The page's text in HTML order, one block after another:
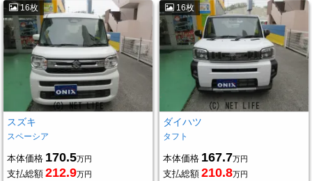
16枚
スズキ
スペーシア
本体価格 170.5万円
支払総額 212.9万円
16枚
ダイハツ
タフト
本体価格 167.7万円
支払総額 210.8万円